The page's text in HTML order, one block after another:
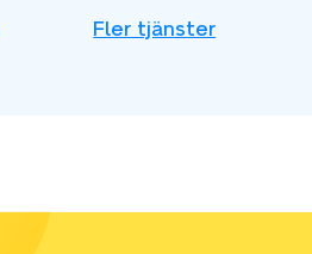
Fler tjänster